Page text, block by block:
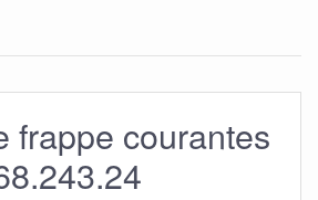
frappe courantes